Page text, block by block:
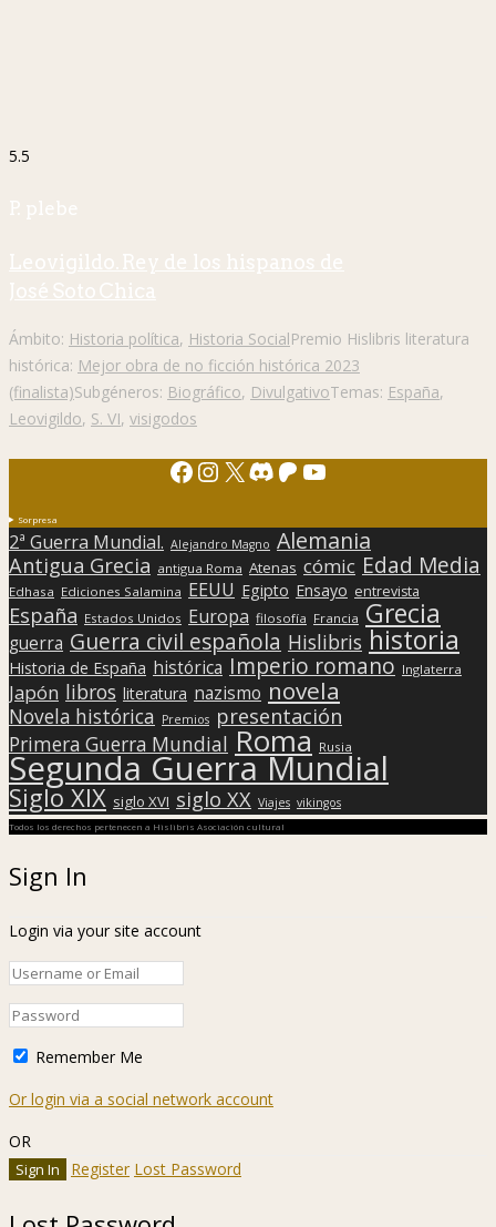
5.5
P. plebe
Leovigildo. Rey de los hispanos de
José Soto Chica
Ámbito: Historia política, Historia SocialPremio Hislibris literatura
histórica: Mejor obra de no ficción histórica 2023
(finalista)Subgéneros: Biográfico, DivulgativoTemas: España,
Leovigildo, S. VI, visigodos
Facebook
Instagram
X Discord
Patreon
YouTube
Sorpresa
2ª Guerra Mundial. Alejandro Magno Alemania
Antigua Grecia antigua Roma Atenas cómic Edad Media
Edhasa Ediciones Salamina EEUU Egipto Ensayo entrevista
España Estados Unidos Europa filosofía Francia Grecia
guerra Guerra civil española Hislibris historia
Historia de España histórica Imperio romano Inglaterra
Japón libros literatura nazismo novela
Novela histórica Premios presentación
Primera Guerra Mundial Roma Rusia
Segunda Guerra Mundial
Siglo XIX siglo XVI siglo XX Viajes vikingos
Todos los derechos pertenecen a Hislibris Asociación cultural
Sign In
Login via your site account
Remember Me
Or login via a social network account
OR
Register Lost Password